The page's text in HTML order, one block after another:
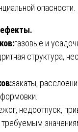
опасности.
газовые и
структура,
закаты,
недоотпуск,